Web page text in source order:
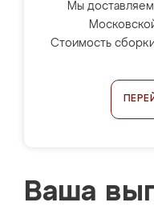
Мы
Стоимость
Ваша